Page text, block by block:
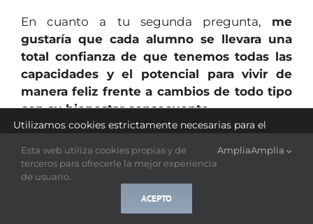
En cuanto a tu segunda pregunta, me
gustaría que cada alumno se llevara una
total confianza de que tenemos todas las
capacidades y el potencial para vivir de
manera feliz frente a cambios de todo tipo
con su bienestar consecuente.
Llevar atención a lo que sucede, profundizar,
aceptar la lentitud que propone a veces el
Método, espíritu lúdico para conocerse a sí
mismo, querer aprender. Un tiempo para sí,
Utilizamos cookies estrictamente necesarias para el
funcionamiento de este sitio web y cookies estadísticas
con el fin de optimizar la navegación.
Puede cambiar sus preferencias en cualquier momento
haciendo clic en
Ajustes
Esta web utiliza cookies propias y de
terceros para ofrecerle la mejor experiencia
de usuario.
AmpliaAmplia
ACEPTO